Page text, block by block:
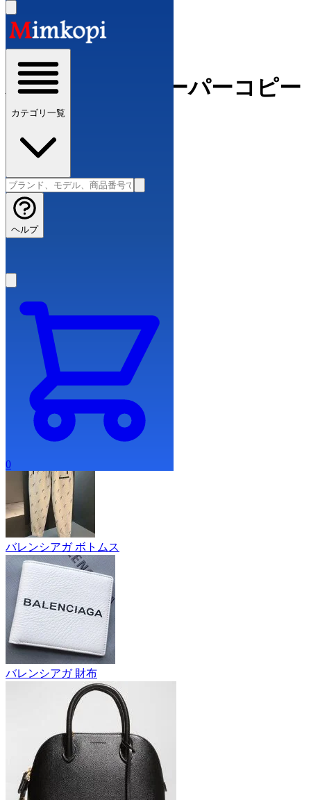
カテゴリ一覧
ヘルプ
0
スーパーコピーブランド
›
バレンシアガ コピー
バレンシアガスーパーコピー
ブランド別分類
バレンシアガ ジュエリー
バレンシアガ スマホケース
バレンシアガ ボトムス
バレンシアガ 財布